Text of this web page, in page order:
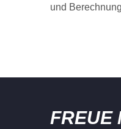
und
FREUE